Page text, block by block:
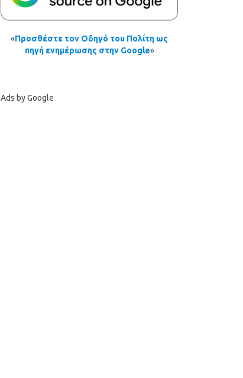
«Προσθέστε τον Οδηγό του Πολίτη ως
πηγή ενημέρωσης στην Google»
Ads by Google